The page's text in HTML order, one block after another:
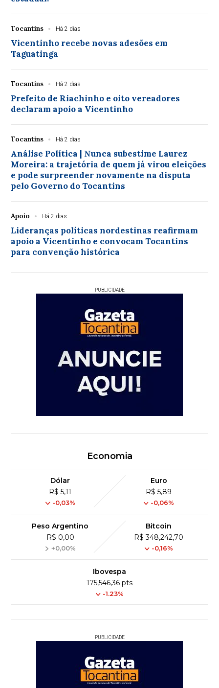
Tocantins Há 2 dias
Vicentinho recebe novas adesões em
Taguatinga
Tocantins Há 2 dias
Prefeito de Riachinho e oito vereadores
declaram apoio a Vicentinho
Tocantins Há 2 dias
Análise Política | Nunca subestime Laurez
Moreira: a trajetória de quem já virou eleições
e pode surpreender novamente na disputa
pelo Governo do Tocantins
Apoio Há 2 dias
Lideranças políticas nordestinas reafirmam
apoio a Vicentinho e convocam Tocantins
para convenção histórica
PUBLICIDADE
Economia
Dólar
R$ 5,11
-0,03%
Euro
R$ 5,89
-0,06%
Peso Argentino
R$ 0,00
+0,00%
Bitcoin
R$ 348,242,70
-0,16%
Ibovespa
175,546,36 pts
-1.23%
PUBLICIDADE